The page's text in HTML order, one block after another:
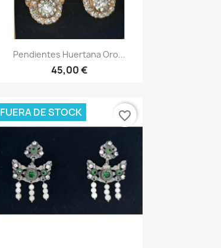
Vista rápida
Pendientes Huertana Oro...
45,00 €
FUERA DE STOCK favorite_border